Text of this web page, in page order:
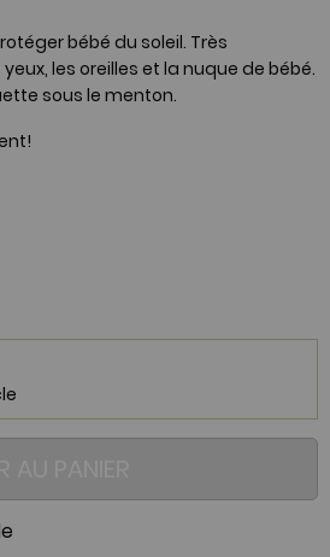
bébé du soleil. Très
les oreilles et la nuque de bébé.
sous le menton.